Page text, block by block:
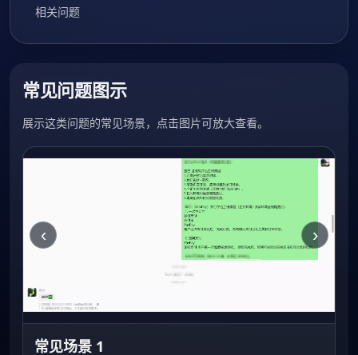
相关问题
常见问题图示
展示这类问题的常见场景，点击图片可放大查看。
‹ ›
常见场景 1